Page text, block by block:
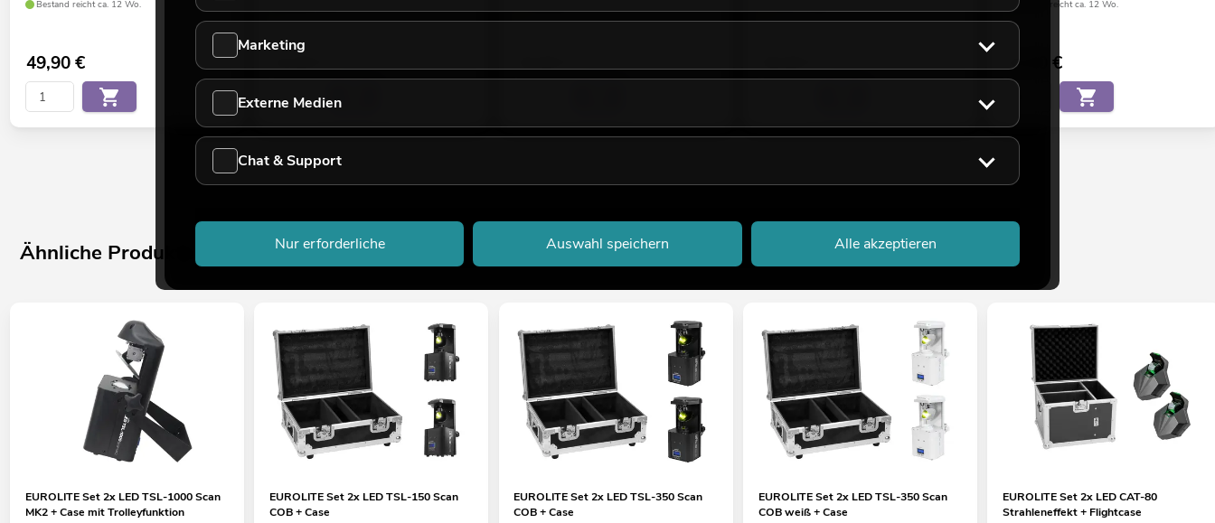
4 LEDs 1 W SMD 8072 ultraviolett (UV)
OMNITRONIC BPS-3 Boxenhochständer schwarz
Boxen-/Lichtstativ XL mit Bodenplatte, von 136-230 cm verstellbar und bis 18 kg belastbar
EUROLITE STV-3529 Adapter lang
Massiver Adapter für 35-mm-Rohr, 28-mm-TV-Zapfen, Maximallast WLL 100 kg
Für Stative mit Teleskoprohr 35 mm
Verbindungsstück für Querträger mit 28-mm-TV-Zapfen
Mit M6 und M8 Feststellschraube
Schwere Ausführung für höchste Stabilität
Bestand reicht ca. 12 Wo.
49,90€ 24,90€ 29,90€ 49,90€
Bestand reicht ca. 12 Wo.
24,90 €
Ähnliche Produkte
EUROLITE Set 2x LED TSL-1000 Scan
MK2 + Case mit Trolleyfunktion
EUROLITE Set 2x LED TSL-150 Scan
COB + Case
EUROLITE Set 2x LED TSL-350 Scan
COB + Case
EUROLITE Set 2x LED TSL-350 Scan
COB weiß + Case
EUROLITE Set 2x LED CAT-80
Strahleneffekt + Flightcase
Marketing
Externe Medien
Chat & Support
Nur erforderliche Auswahl speichern Alle akzeptieren